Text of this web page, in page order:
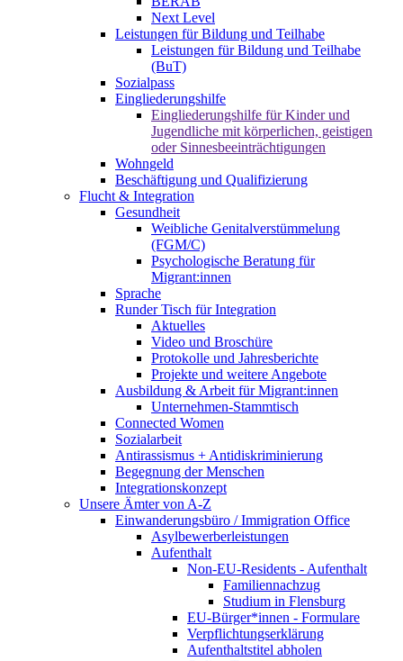
Next Level
Leistungen für Bildung und Teilhabe
Leistungen für Bildung und Teilhabe
(BuT)
Sozialpass
Eingliederungshilfe
Eingliederungshilfe für Kinder und
Jugendliche mit körperlichen, geistigen
oder Sinnesbeeinträchtigungen
Wohngeld
Beschäftigung und Qualifizierung
Flucht & Integration
Gesundheit
Weibliche Genitalverstümmelung
(FGM/C)
Psychologische Beratung für
Migrant:innen
Sprache
Runder Tisch für Integration
Aktuelles
Video und Broschüre
Protokolle und Jahresberichte
Projekte und weitere Angebote
Ausbildung & Arbeit für Migrant:innen
Unternehmen-Stammtisch
Connected Women
Sozialarbeit
Antirassismus + Antidiskriminierung
Begegnung der Menschen
Integrationskonzept
Unsere Ämter von A-Z
Einwanderungsbüro / Immigration Office
Asylbewerberleistungen
Aufenthalt
Non-EU-Residents - Aufenthalt
Familiennachzug
Studium in Flensburg
EU-Bürger*innen - Formulare
Verpflichtungserklärung
Aufenthaltstitel abholen